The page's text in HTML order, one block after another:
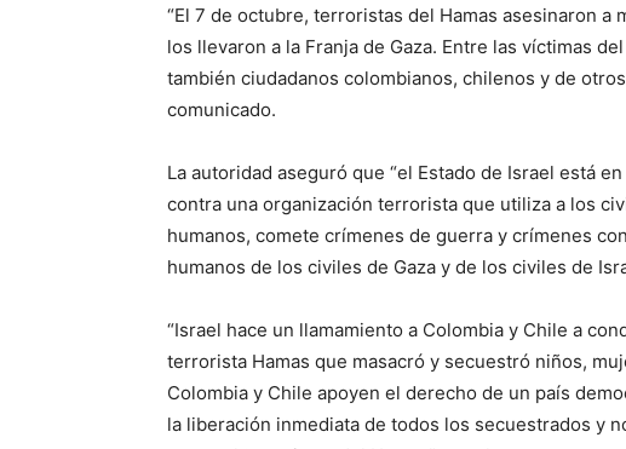
“El 7 de octubre, terroristas del Hamas asesinaron a
los llevaron a la Franja de Gaza. Entre las víctimas
también ciudadanos colombianos, chilenos y de
comunicado.
La autoridad aseguró que “el Estado de Israel está
contra una organización terrorista que utiliza a los
humanos, comete crímenes de guerra y crímenes
humanos de los civiles de Gaza y de los civiles de
“Israel hace un llamamiento a Colombia y Chile a
terrorista Hamas que masacró y secuestró niños,
Colombia y Chile apoyen el derecho de un país
la liberación inmediata de todos los secuestrados y